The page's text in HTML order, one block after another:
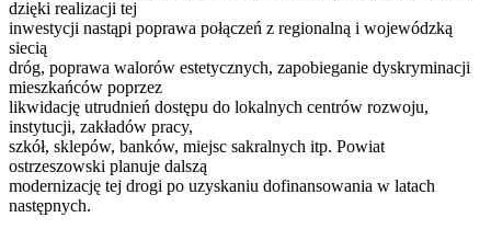
dzięki realizacji tej
inwestycji nastąpi poprawa połączeń z regionalną i wojewódzką
siecią
dróg, poprawa walorów estetycznych, zapobieganie dyskryminacji
mieszkańców poprzez
likwidację utrudnień dostępu do lokalnych centrów rozwoju,
instytucji, zakładów pracy,
szkół, sklepów, banków, miejsc sakralnych itp. Powiat
ostrzeszowski planuje dalszą
modernizację tej drogi po uzyskaniu dofinansowania w latach
następnych.